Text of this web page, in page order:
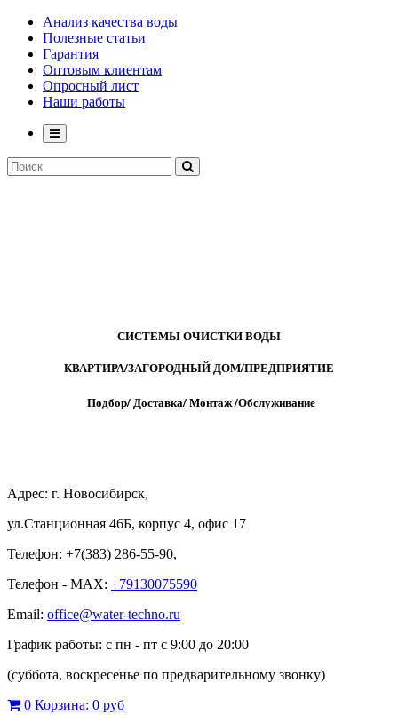
Анализ качества воды
Полезные статьи
Гарантия
Оптовым клиентам
Опросный лист
Наши работы
СИСТЕМЫ ОЧИСТКИ ВОДЫ
КВАРТИРА/ЗАГОРОДНЫЙ ДОМ/ПРЕДПРИЯТИЕ
Подбор/Доставка/Монтаж/Обслуживание
Адрес: г. Новосибирск,
ул.Станционная 46Б, корпус 4, офис 17
Телефон: +7(383) 286-55-90,
Телефон - MAX: +79130075590
Email: office@water-techno.ru
График работы: с пн - пт с 9:00 до 20:00
(суббота, воскресенье по предварительному звонку)
0 Корзина: 0 руб